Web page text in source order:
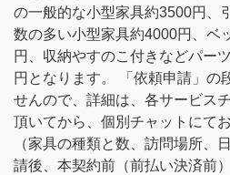
の一般的な小型家具約3500円、
数の多い小型家具約4000円、ベ
円、収納やすのこ付きなどパー
円となります。 「依頼申請」の
せんので、詳細は、各サービス
頂いてから、個別チャットにて
（家具の種類と数、訪問場所、
請後、本契約前（前払い決済前